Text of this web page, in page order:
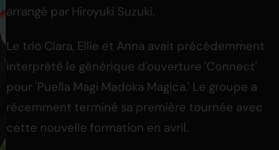
arrangé par Hiroyuki Suzuki.
Le trio Clara, Ellie et Anna avait précédemment
interprété le générique d'ouverture 'Connect'
pour 'Puella Magi Madoka Magica.' Le groupe a
récemment terminé sa première tournée avec
cette nouvelle formation en avril.